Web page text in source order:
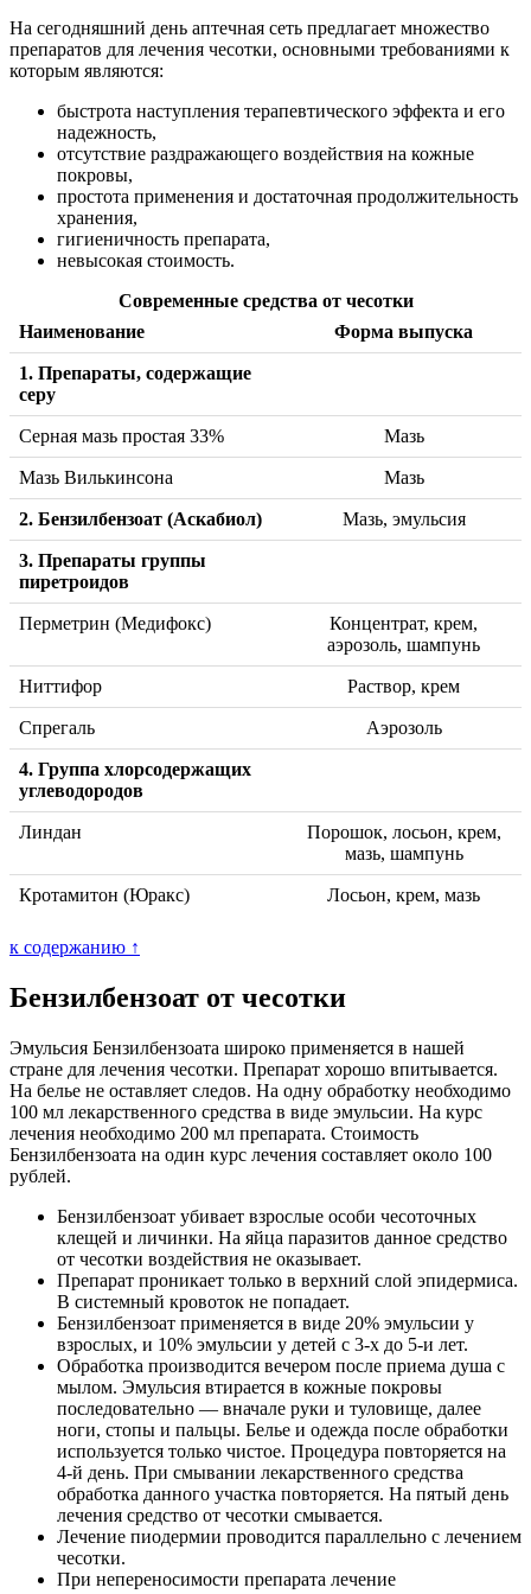
На сегодняшний день аптечная сеть предлагает множество
препаратов для лечения чесотки, основными требованиями к
которым являются:
быстрота наступления терапевтического эффекта и его
надежность,
отсутствие раздражающего воздействия на кожные
покровы,
простота применения и достаточная продолжительность
хранения,
гигиеничность препарата,
невысокая стоимость.
Современные средства от чесотки
Наименование
Форма выпуска
1. Препараты, содержащие
серу
Серная мазь простая 33% Мазь
Мазь Вилькинсона Мазь
2. Бензилбензоат (Аскабиол) Мазь, эмульсия
3. Препараты группы
пиретроидов
Перметрин (Медифокс)
Концентрат, крем,
аэрозоль, шампунь
Ниттифор Раствор, крем
Спрегаль Аэрозоль
4. Группа хлорсодержащих
углеводородов
Линдан
Порошок, лосьон, крем,
мазь, шампунь
Кротамитон (Юракс) Лосьон, крем, мазь
к содержанию ↑
Бензилбензоат от чесотки
Эмульсия Бензилбензоата широко применяется в нашей
стране для лечения чесотки. Препарат хорошо впитывается.
На белье не оставляет следов. На одну обработку необходимо
100 мл лекарственного средства в виде эмульсии. На курс
лечения необходимо 200 мл препарата. Стоимость
Бензилбензоата на один курс лечения составляет около 100
рублей.
Бензилбензоат убивает взрослые особи чесоточных
клещей и личинки. На яйца паразитов данное средство
от чесотки воздействия не оказывает.
Препарат проникает только в верхний слой эпидермиса.
В системный кровоток не попадает.
Бензилбензоат применяется в виде 20% эмульсии у
взрослых, и 10% эмульсии у детей с 3-х до 5-и лет.
Обработка производится вечером после приема душа с
мылом. Эмульсия втирается в кожные покровы
последовательно — вначале руки и туловище, далее
ноги, стопы и пальцы. Белье и одежда после обработки
используется только чистое. Процедура повторяется на
4-й день. При смывании лекарственного средства
обработка данного участка повторяется. На пятый день
лечения средство от чесотки смывается.
Лечение пиодермии проводится параллельно с лечением
чесотки.
При непереносимости препарата лечение